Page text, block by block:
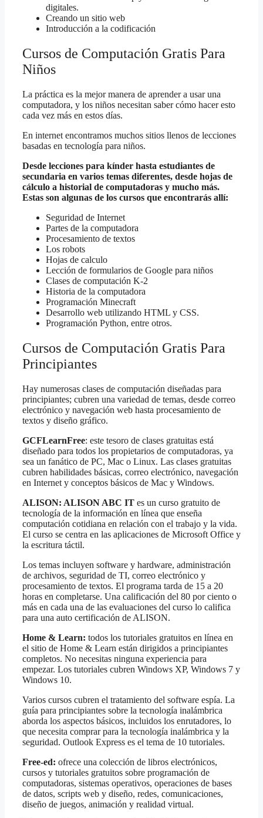
digitales.
Creando un sitio web
Introducción a la codificación
Cursos de Computación Gratis Para
Niños
La práctica es la mejor manera de aprender a usar una
computadora, y los niños necesitan saber cómo hacer esto
cada vez más en estos días.
En internet encontramos muchos sitios llenos de lecciones
basadas en tecnología para niños.
Desde lecciones para kínder hasta estudiantes de
secundaria en varios temas diferentes, desde hojas de
cálculo a historial de computadoras y mucho más.
Estas son algunas de los cursos que encontrarás allí:
Seguridad de Internet
Partes de la computadora
Procesamiento de textos
Los robots
Hojas de calculo
Lección de formularios de Google para niños
Clases de computación K-2
Historia de la computadora
Programación Minecraft
Desarrollo web utilizando HTML y CSS.
Programación Python, entre otros.
Cursos de Computación Gratis Para
Principiantes
Hay numerosas clases de computación diseñadas para
principiantes; cubren una variedad de temas, desde correo
electrónico y navegación web hasta procesamiento de
textos y diseño gráfico.
GCFLearnFree: este tesoro de clases gratuitas está
diseñado para todos los propietarios de computadoras, ya
sea un fanático de PC, Mac o Linux. Las clases gratuitas
cubren habilidades básicas, correo electrónico, navegación
en Internet y conceptos básicos de Mac y Windows.
ALISON: ALISON ABC IT es un curso gratuito de
tecnología de la información en línea que enseña
computación cotidiana en relación con el trabajo y la vida.
El curso se centra en las aplicaciones de Microsoft Office y
la escritura táctil.
Los temas incluyen software y hardware, administración
de archivos, seguridad de TI, correo electrónico y
procesamiento de textos. El programa tarda de 15 a 20
horas en completarse. Una calificación del 80 por ciento o
más en cada una de las evaluaciones del curso lo califica
para una auto certificación de ALISON.
Home & Learn: todos los tutoriales gratuitos en línea en
el sitio de Home & Learn están dirigidos a principiantes
completos. No necesitas ninguna experiencia para
empezar. Los tutoriales cubren Windows XP, Windows 7 y
Windows 10.
Varios cursos cubren el tratamiento del software espía. La
guía para principiantes sobre la tecnología inalámbrica
aborda los aspectos básicos, incluidos los enrutadores, lo
que necesita comprar para la tecnología inalámbrica y la
seguridad. Outlook Express es el tema de 10 tutoriales.
Free-ed: ofrece una colección de libros electrónicos,
cursos y tutoriales gratuitos sobre programación de
computadoras, sistemas operativos, operaciones de bases
de datos, scripts web y diseño, redes, comunicaciones,
diseño de juegos, animación y realidad virtual.